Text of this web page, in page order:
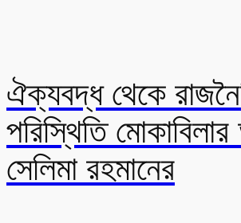
ঐক্যবদ্ধ থেকে
পরিস্থিতি
সেলিমা রহমানের